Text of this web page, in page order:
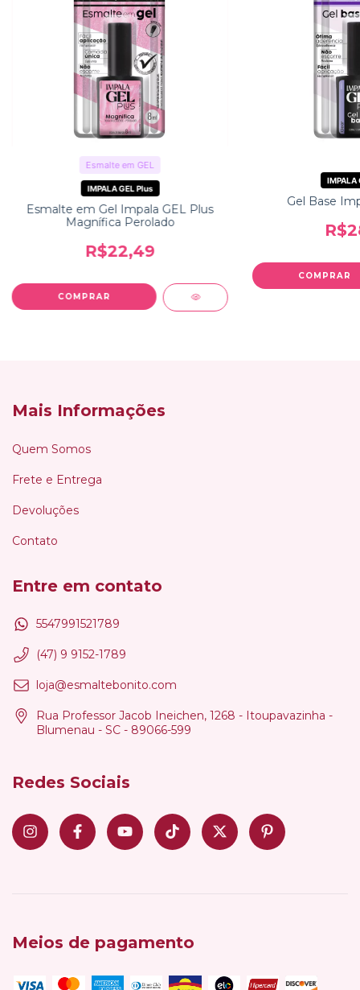
Esmalte em GEL
IMPALA GEL Plus
Esmalte em Gel Impala GEL Plus
Magnífica Perolado
R$22,49
IMPALA
Gel Base
Mais Informações
Quem Somos
Frete e Entrega
Devoluções
Contato
Entre em contato
5547991521789
(47) 9 9152-1789
loja@esmaltebonito.com
Rua Professor Jacob Ineichen, 1268 - Itoupavazinha -
Blumenau - SC - 89066-599
Redes Sociais
Meios de pagamento